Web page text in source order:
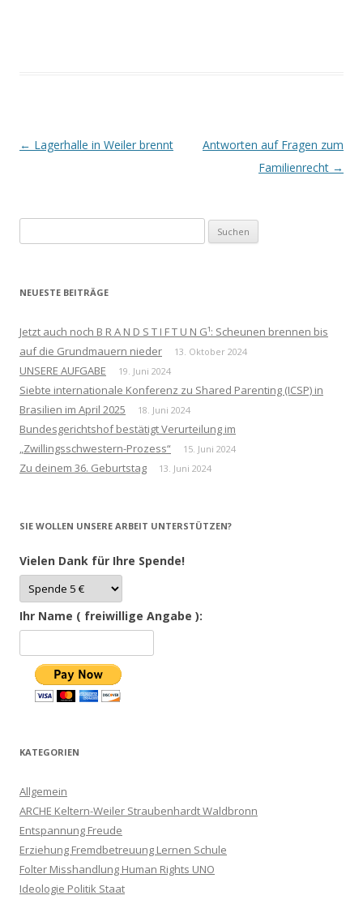
Beitrags-
← Lagerhalle in Weiler brennt
Antworten auf Fragen zum
Familienrecht →
nach:
NEUESTE BEITRÄGE
Jetzt auch noch B R A N D S T I F T U N G¹: Scheunen brennen bis
auf die Grundmauern nieder
13. Oktober 2024
UNSERE AUFGABE 19. Juni 2024
Siebte internationale Konferenz zu Shared Parenting (ICSP) in
Brasilien im April 2025
18. Juni 2024
Bundesgerichtshof bestätigt Verurteilung im
„Zwillingsschwestern-Prozess“
15. Juni 2024
Zu deinem 36. Geburtstag 13. Juni 2024
SIE WOLLEN UNSERE ARBEIT UNTERSTÜTZEN?
Vielen Dank für Ihre Spende!
Ihr Name ( freiwillige Angabe ):
KATEGORIEN
Allgemein
ARCHE Keltern-Weiler Straubenhardt Waldbronn
Entspannung Freude
Erziehung Fremdbetreuung Lernen Schule
Folter Misshandlung Human Rights UNO
Ideologie Politik Staat